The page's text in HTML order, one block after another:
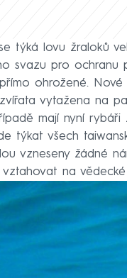
týká lovu žraloků
svazu pro
ohrožené.
vytažena na
mají nyní
týkat všech
vzneseny žádné
na